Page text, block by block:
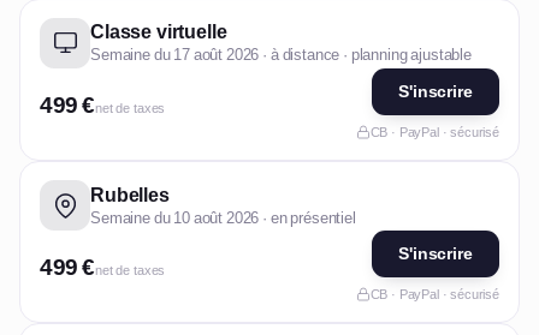
Classe virtuelle
Semaine du 17 août 2026 · à distance · planning ajustable
499 €net de taxes
S'inscrire
CB · PayPal · sécurisé
Rubelles
Semaine du 10 août 2026 · en présentiel
499 €net de taxes
S'inscrire
CB · PayPal · sécurisé